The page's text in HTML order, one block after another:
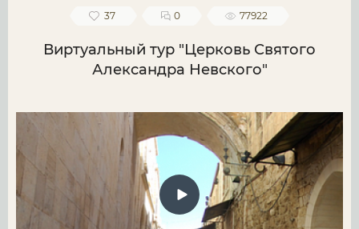
37 0 77922
Виртуальный тур "Церковь Святого
Александра Невского"